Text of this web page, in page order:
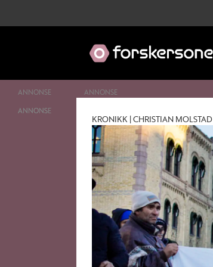
Tag:
diskriminering
ANNONSE
KRONIKK | CHRISTIAN MOLSTAD